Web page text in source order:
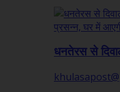
धनतेरस से